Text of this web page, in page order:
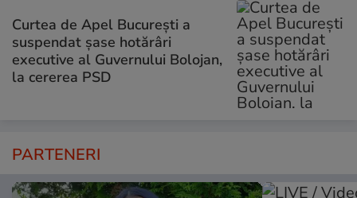
Curtea de Apel București a
suspendat șase hotărâri
executive al Guvernului Bolojan,
la cererea PSD
PARTENERI